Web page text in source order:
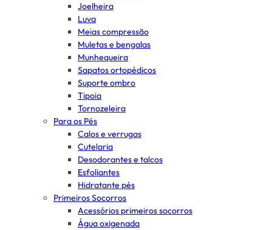
Joelheira
Luva
Meias compressão
Muletas e bengalas
Munhequeira
Sapatos ortopédicos
Suporte ombro
Tipoia
Tornozeleira
Para os Pés
Calos e verrugas
Cutelaria
Desodorantes e talcos
Esfoliantes
Hidratante pés
Primeiros Socorros
Acessórios primeiros socorros
Água oxigenada